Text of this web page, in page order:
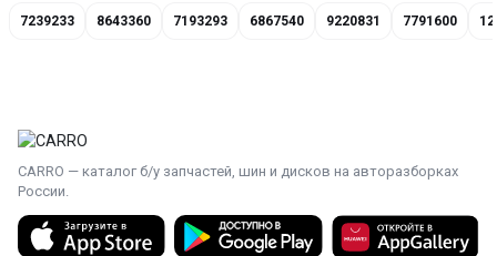
7239233 8643360 7193293 6867540 9220831 7791600
CARRO — каталог б/у запчастей, шин и дисков на авторазборках
России.